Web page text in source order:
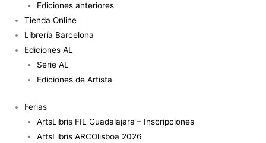
Ediciones anteriores
Tienda Online
Librería Barcelona
Ediciones AL
Serie AL
Ediciones de Artista
Ferias
ArtsLibris FIL Guadalajara – Inscripciones
ArtsLibris ARCOlisboa 2026